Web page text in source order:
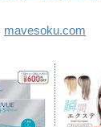
mavesoku.com